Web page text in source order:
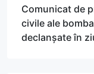
Comunicat de
civile ale
declanșate în